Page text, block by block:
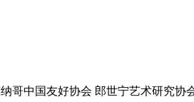
哥中国友好协会 郎世宁艺术研究协